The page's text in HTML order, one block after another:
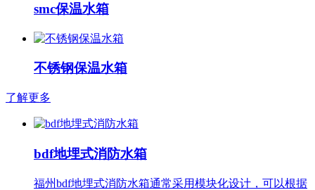
smc保温水箱
不锈钢保温水箱
了解更多
bdf地埋式消防水箱
福州bdf地埋式消防水箱通常采用模块化设计，可以根据